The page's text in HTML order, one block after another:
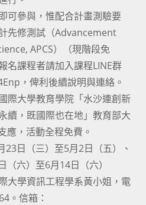
可參與，惟配合計畫測驗要
先修測試（Advancement
APCS）（現階段免
名課程者請加入課程LINE群
，俾利後續說明與連絡。
際大學教育學院「水沙連創新
續，既國際也在地」教育部大
應，活動全程免費。
日（三）至5月2日（五）、
六）至6月14日（六）
大學資訊工程學系黃小姐，電
。信箱：